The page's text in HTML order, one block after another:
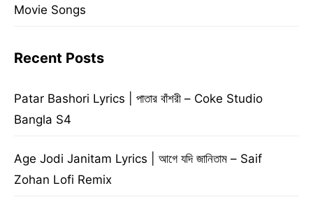
Movie Songs
Recent Posts
Patar Bashori Lyrics | পাতার বাঁশরী – Coke Studio
Bangla S4
Age Jodi Janitam Lyrics | আগে যদি জানিতাম – Saif
Zohan Lofi Remix